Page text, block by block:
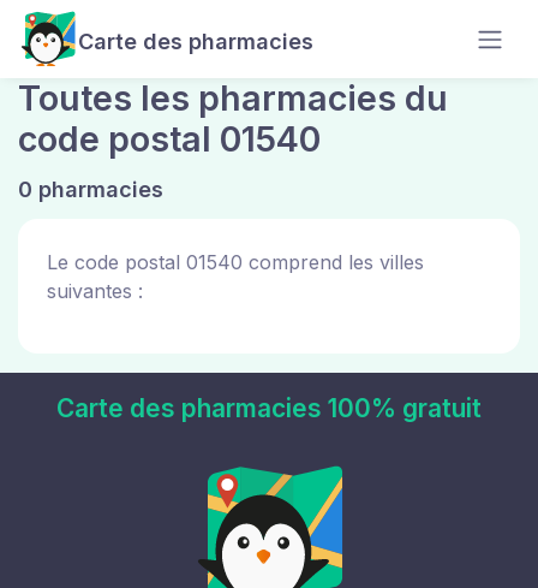
Carte des pharmacies
Toutes les pharmacies du
code postal 01540
0 pharmacies
Le code postal 01540 comprend les villes
suivantes :
Carte des pharmacies 100% gratuit